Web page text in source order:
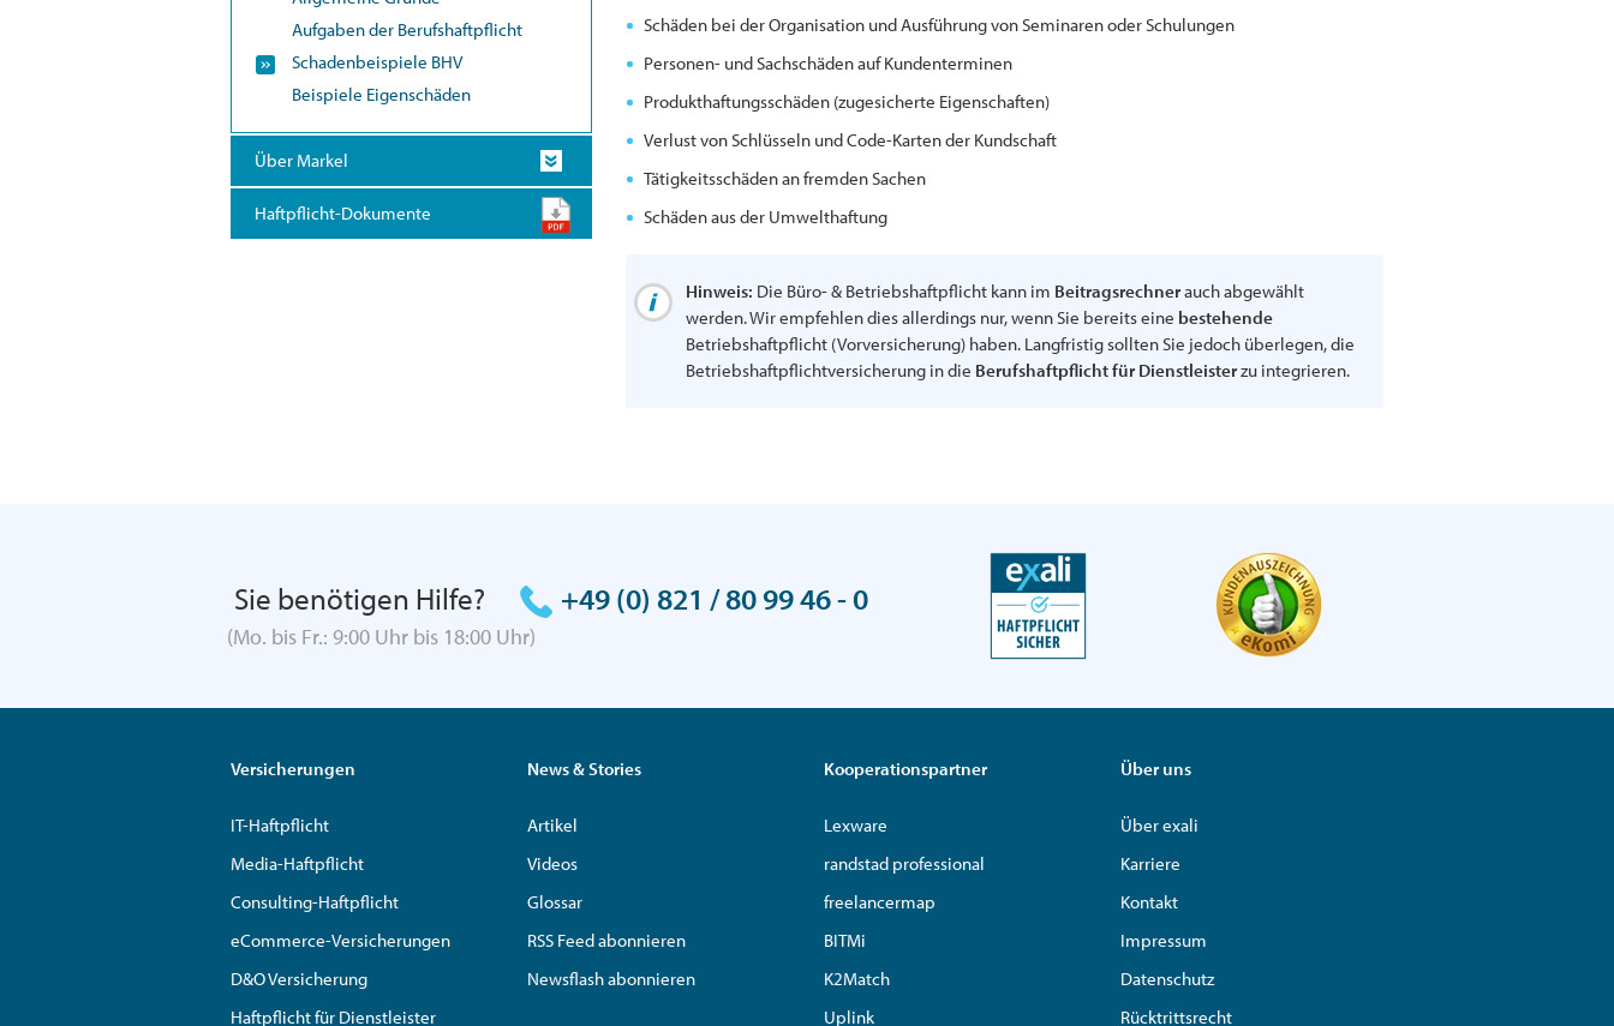
Aufgaben der Berufshaftpflicht
Schadenbeispiele BHV
Beispiele Eigenschäden
Über Markel
Haftpflicht-Dokumente
Schäden bei der Organisation und Ausführung von Seminaren oder Schulungen
Personen- und Sachschäden auf Kundenterminen
Produkthaftungsschäden (zugesicherte Eigenschaften)
Verlust von Schlüsseln und Code-Karten der Kundschaft
Tätigkeitsschäden an fremden Sachen
Schäden aus der Umwelthaftung
Hinweis: Die Büro- & Betriebshaftpflicht kann im Beitragsrechnerauch abgewählt
werden. Wir empfehlen dies allerdings nur, wenn Sie bereits eine bestehende
Betriebshaftpflicht (Vorversicherung) haben. Langfristig sollten Sie jedoch überlegen, die
Betriebshaftpflichtversicherung in die Berufshaftpflicht für Dienstleisterzu integrieren.
Sie benötigen Hilfe? +49 (0) 821 / 80 99 46 - 0
(Mo. bis Fr.: 9:00 Uhr bis 18:00 Uhr)
Versicherungen
IT-Haftpflicht
Media-Haftpflicht
Consulting-Haftpflicht
eCommerce-Versicherungen
D&O Versicherung
Haftpflicht für Dienstleister
News & Stories
Artikel
Videos
Glossar
RSS Feed abonnieren
Newsflash abonnieren
Kooperationspartner
Lexware
randstad professional
freelancermap
BITMi
K2Match
Uplink
Über uns
Über exali
Karriere
Kontakt
Impressum
Datenschutz
Rücktrittsrecht